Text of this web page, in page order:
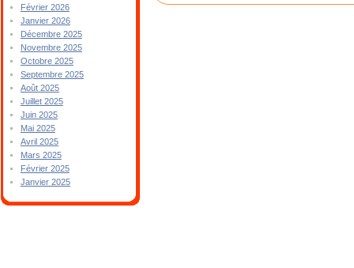
Février 2026
Janvier 2026
Décembre 2025
Novembre 2025
Octobre 2025
Septembre 2025
Août 2025
Juillet 2025
Juin 2025
Mai 2025
Avril 2025
Mars 2025
Février 2025
Janvier 2025